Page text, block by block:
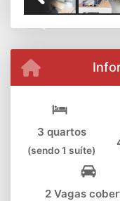
3 quartos
(sendo 1 suíte)
2 Vagas